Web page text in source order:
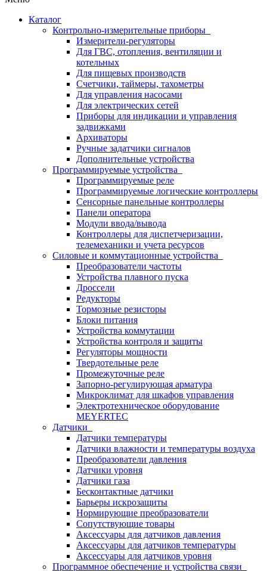
Каталог
Контрольно-измерительные приборы
Измерители-регуляторы
Для ГВС, отопления, вентиляции и
котельных
Для пищевых производств
Счетчики, таймеры, тахометры
Для управления насосами
Для электрических сетей
Приборы для индикации и управления
задвижками
Архиваторы
Ручные задатчики сигналов
Дополнительные устройства
Программируемые устройства
Программируемые реле
Программируемые логические контроллеры
Сенсорные панельные контроллеры
Панели оператора
Модули ввода/вывода
Контроллеры для диспетчеризации,
телемеханики и учета ресурсов
Силовые и коммутационные устройства
Преобразователи частоты
Устройства плавного пуска
Дроссели
Редукторы
Тормозные резисторы
Блоки питания
Устройства коммутации
Устройства контроля и защиты
Регуляторы мощности
Твердотельные реле
Промежуточные реле
Запорно-регулирующая арматура
Микроклимат для шкафов управления
Электротехническое оборудование
MEYERTEC
Датчики
Датчики температуры
Датчики влажности и температуры воздуха
Преобразователи давления
Датчики уровня
Датчики газа
Бесконтактные датчики
Барьеры искрозащиты
Нормирующие преобразователи
Сопутствующие товары
Аксессуары для датчиков давления
Аксессуары для датчиков температуры
Аксессуары для датчиков уровня
Программное обеспечение и устройства связи